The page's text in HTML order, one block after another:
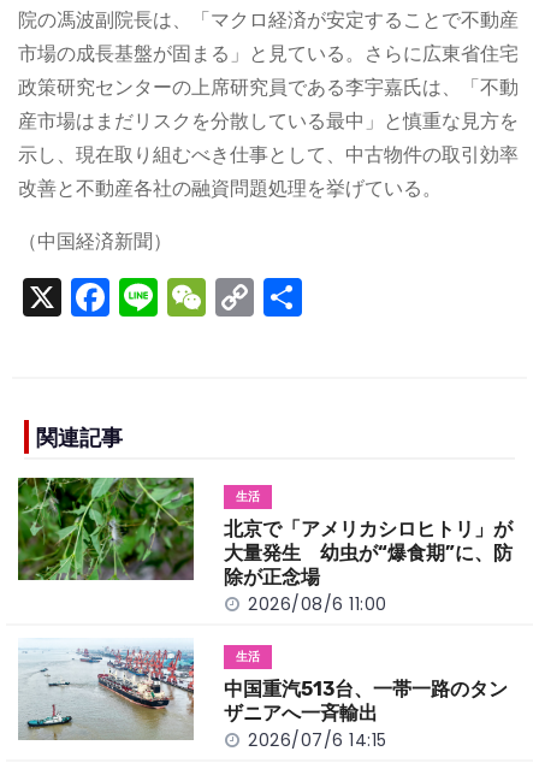
院の馮波副院長は、「マクロ経済が安定することで不動産
市場の成長基盤が固まる」と見ている。さらに広東省住宅
政策研究センターの上席研究員である李宇嘉氏は、「不動
産市場はまだリスクを分散している最中」と慎重な見方を
示し、現在取り組むべき仕事として、中古物件の取引効率
改善と不動産各社の融資問題処理を挙げている。
（中国経済新聞）
X F
a
e
b
o
o
k
Li
n
W
e
C
o
n
k
関連記事
生活
北京で「アメリカシロヒトリ」が
大量発生 幼虫が“爆食期”に、防
除が正念場
2026/08/6 11:00
生活
中国重汽513台、一帯一路のタン
ザニアへ一斉輸出
2026/07/6 14:15